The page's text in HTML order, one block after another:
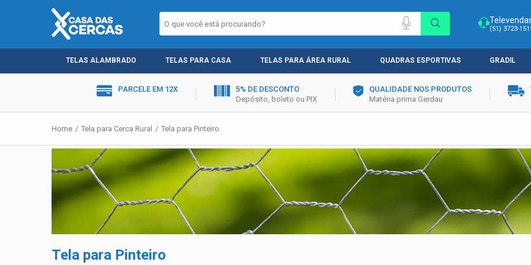
(51) 3723-
TELAS ALAMBRADO TELAS PARA CASA TELAS PARA ÁREA RURAL QUADRAS ESPORTIVAS GRADIL
PARCELE EM 12X
5% DE DESCONTO
Depósito, boleto ou PIX
QUALIDADE NOS PRODUTOS
Matéria prima Gerdau
Home Tela para Cerca Rural Tela para Pinteiro
Tela para Pinteiro